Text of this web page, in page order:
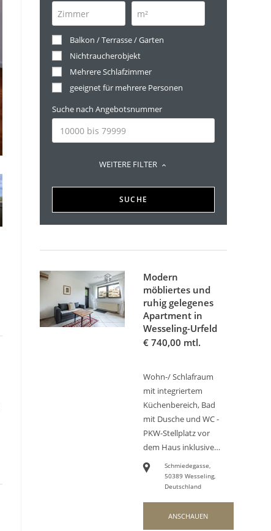
Balkon / Terrasse / Garten
Nichtraucherobjekt
Mehrere Schlafzimmer
geeignet für mehrere Personen
Suche nach Angebotsnummer
WEITERE FILTER
SUCHE
Modern
möbliertes und
ruhig gelegenes
Apartment in
Wesseling-Urfeld
€ 740,00 mtl.
Wohn-/ Schlafraum
mit integriertem
Küchenbereich, Bad
mit Dusche und WC -
PKW-Stellplatz vor
dem Haus inklusive…
Schmiedegasse,
50389 Wesseling,
Deutschland
ANSCHAUEN